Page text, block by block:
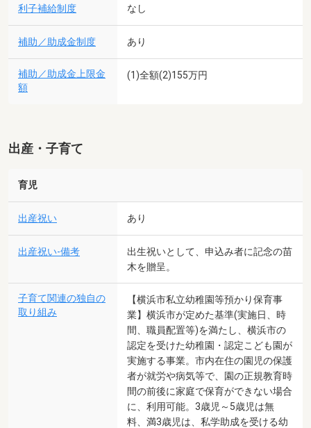
利子補給制度 なし
補助／助成金制度 あり
補助／助成金上限金
額
(1)全額(2)155万円
出産・子育て
育児
出産祝い あり
出産祝い-備考
出生祝いとして、申込み者に記念の苗
木を贈呈。
子育て関連の独自の
取り組み
【横浜市私立幼稚園等預かり保育事
業】横浜市が定めた基準(実施日、時
間、職員配置等)を満たし、横浜市の
認定を受けた幼稚園・認定こども園が
実施する事業。市内在住の園児の保護
者が就労や病気等で、園の正規教育時
間の前後に家庭で保育ができない場合
に、利用可能。3歳児～5歳児は無
料、満3歳児は、私学助成を受ける幼